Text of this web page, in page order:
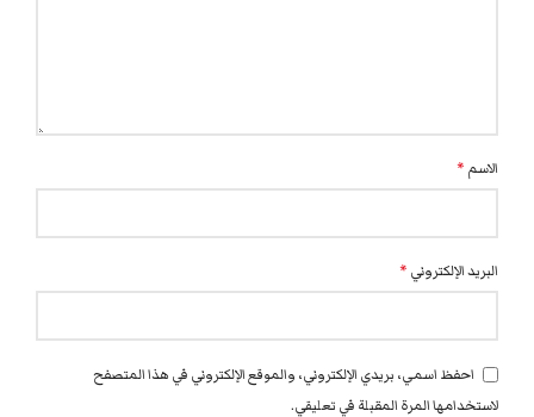
الاسم *
البريد الإلكتروني *
احفظ اسمي، بريدي الإلكتروني، والموقع الإلكتروني في هذا المتصفح
لاستخدامها المرة المقبلة في تعليقي.